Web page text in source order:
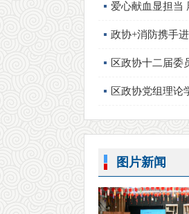
爱心献血显担
政协+消防携手
区政协十二届委
区政协党组理论
图片新闻